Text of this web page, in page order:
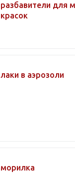
разбавители для
красок
лаки в аэрозоли
морилка